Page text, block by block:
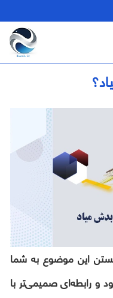
این موضوع به شما
و رابطه‌ای صمیمی‌تر با